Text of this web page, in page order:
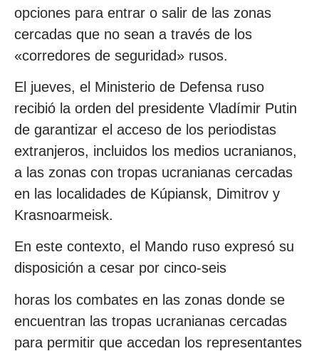
opciones para entrar o salir de las zonas
cercadas que no sean a través de los
«corredores de seguridad» rusos.
El jueves, el Ministerio de Defensa ruso
recibió la orden del presidente Vladímir Putin
de garantizar el acceso de los periodistas
extranjeros, incluidos los medios ucranianos,
a las zonas con tropas ucranianas cercadas
en las localidades de Kúpiansk, Dimitrov y
Krasnoarmeisk.
En este contexto, el Mando ruso expresó su
disposición a cesar por cinco-seis
horas los combates en las zonas donde se
encuentran las tropas ucranianas cercadas
para permitir que accedan los representantes